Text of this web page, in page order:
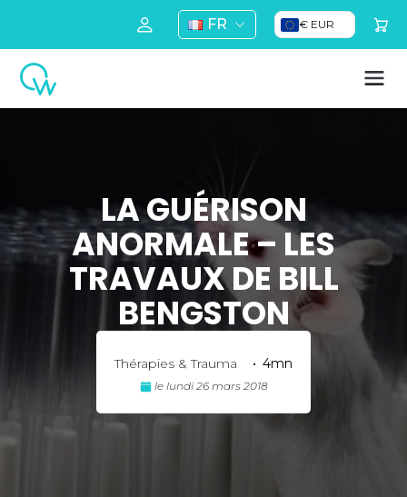
FR € EUR
LA GUÉRISON
ANORMALE – LES
TRAVAUX DE BILL
BENGSTON
Thérapies & Trauma • 4mn
le lundi 26 mars 2018